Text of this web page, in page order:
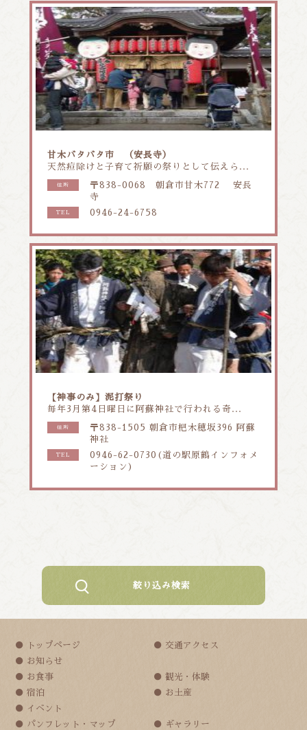
甘木バタバタ市 （安長寺）
天然痘除けと子育て祈願の祭りとして伝えら...
住所
〒838-0068 朝倉市甘木772 安長
寺
TEL 0946-24-6758
【神事のみ】泥打祭り
毎年3月第4日曜日に阿蘇神社で行われる奇...
住所
〒838-1505 朝倉市杷木穂坂396 阿蘇
神社
TEL
0946-62-0730(道の駅原鶴インフォメ
ーション)
絞り込み検索
トップページ
交通アクセス
お知らせ
お食事
観光・体験
宿泊
お土産
イベント
パンフレット・マップ
ギャラリー